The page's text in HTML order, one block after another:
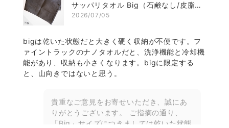
サッパリタオル Big（石鹸なし/皮脂汚れ/登山の汗のベタつき除去）
2026/07/05
bigは乾いた状態だと大きく硬く収納が不便です。フ
ァイントラックのナノタオルだと、洗浄機能と冷却機
能があり、収納も小さくなります。bigに限定する
と、山向きではないと思う。
貴重なご意見をお寄せいただき、誠にあ
りがとうございます。 ご指摘の通り、
「Big」サイズにつきましては乾いた状態